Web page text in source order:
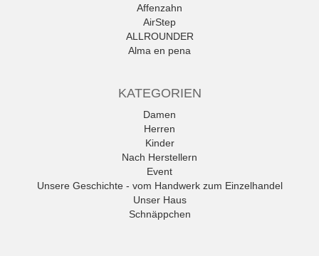
Affenzahn
AirStep
ALLROUNDER
Alma en pena
Amani
Andrea Conti
ANWR
anwr Schuh
ANXXXX
Apple of Eden
Ara
Mehr
KATEGORIEN
Damen
Herren
Kinder
Nach Herstellern
Event
Unsere Geschichte - vom Handwerk zum Einzelhandel
Unser Haus
Schnäppchen